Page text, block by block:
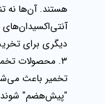
هستند. آن‌ها نه
دیگری برای
۳. محصولات تخمیری (تمپه و میسو)
تخمیر باعث
"پیش‌هضم" شوند.